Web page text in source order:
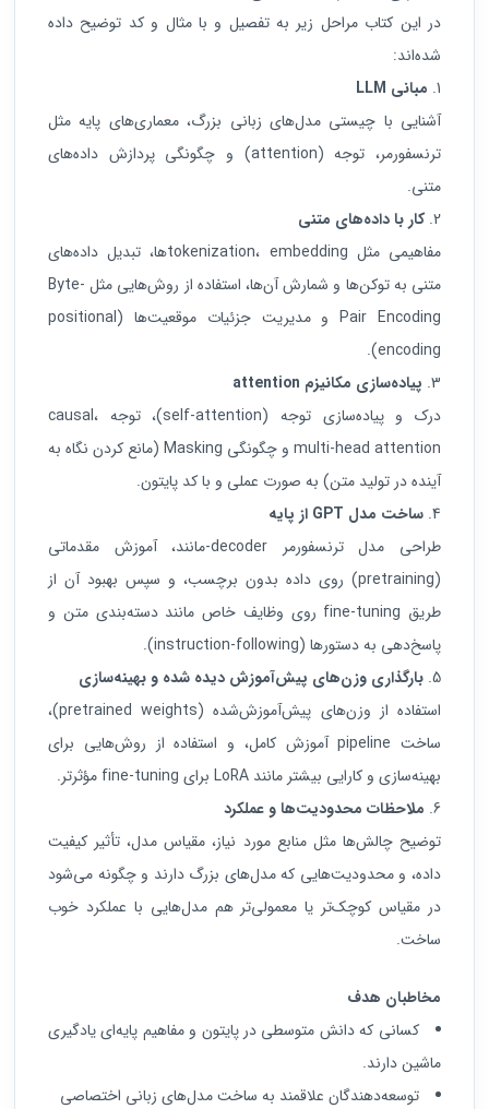
در این کتاب مراحل زیر به تفصیل و با مثال و کد توضیح داده
شده‌اند:
مبانی
آشنایی با چیستی مدل‌های زبانی بزرگ، معمار‌ی‌های پایه مثل
ترنسفورمر، توجه (attention) و چگونگی پردازش داده‌های
متنی.
کار با داده‌های متنی
مفاهیمی مثل tokenization، embedding‌ها، تبدیل داده‌های
متنی به توکن‌ها و شمارش آن‌ها، استفاده از روش‌هایی مثل Byte-
Pair Encoding و مدیریت جزئیات موقعیت‌ها (positional
encoding).
پیاده‌سازی مکانیزم
درک و پیاده‌سازی توجه (self-attention)، توجه causal،
multi-head attention و چگونگی Masking (مانع کردن نگاه به
آینده در تولید متن) به صورت عملی و با کد پایتون.
ساخت مدل
از پایه
طراحی مدل ترنسفورمر decoder-مانند، آموزش مقدماتی
(pretraining) روی داده بدون برچسب، و سپس بهبود آن از
طریق fine-tuning روی وظایف خاص مانند دسته‌بندی متن و
پاسخ‌دهی به دستورها (instruction-following).
بارگذاری وزن‌های پیش‌آموزش دیده شده و بهینه‌سازی
استفاده از وزن‌های پیش‌آموزش‌شده (pretrained weights)،
ساخت pipeline آموزش کامل، و استفاده از روش‌هایی برای
بهینه‌سازی و کارایی بیشتر مانند LoRA برای fine-tuning مؤثرتر.
ملاحظات محدودیت‌ها و عملکرد
توضیح چالش‌ها مثل منابع مورد نیاز، مقیاس مدل، تأثیر کیفیت
داده، و محدودیت‌هایی که مدل‌های بزرگ دارند و چگونه می‌شود
در مقیاس کوچک‌تر یا معمولی‌تر هم مدل‌هایی با عملکرد خوب
ساخت.
مخاطبان هدف
کسانی که دانش متوسطی در پایتون و مفاهیم پایه‌ای یادگیری
ماشین دارند.
توسعه‌دهندگان علاقمند به ساخت مدل‌های زبانی اختصاصی